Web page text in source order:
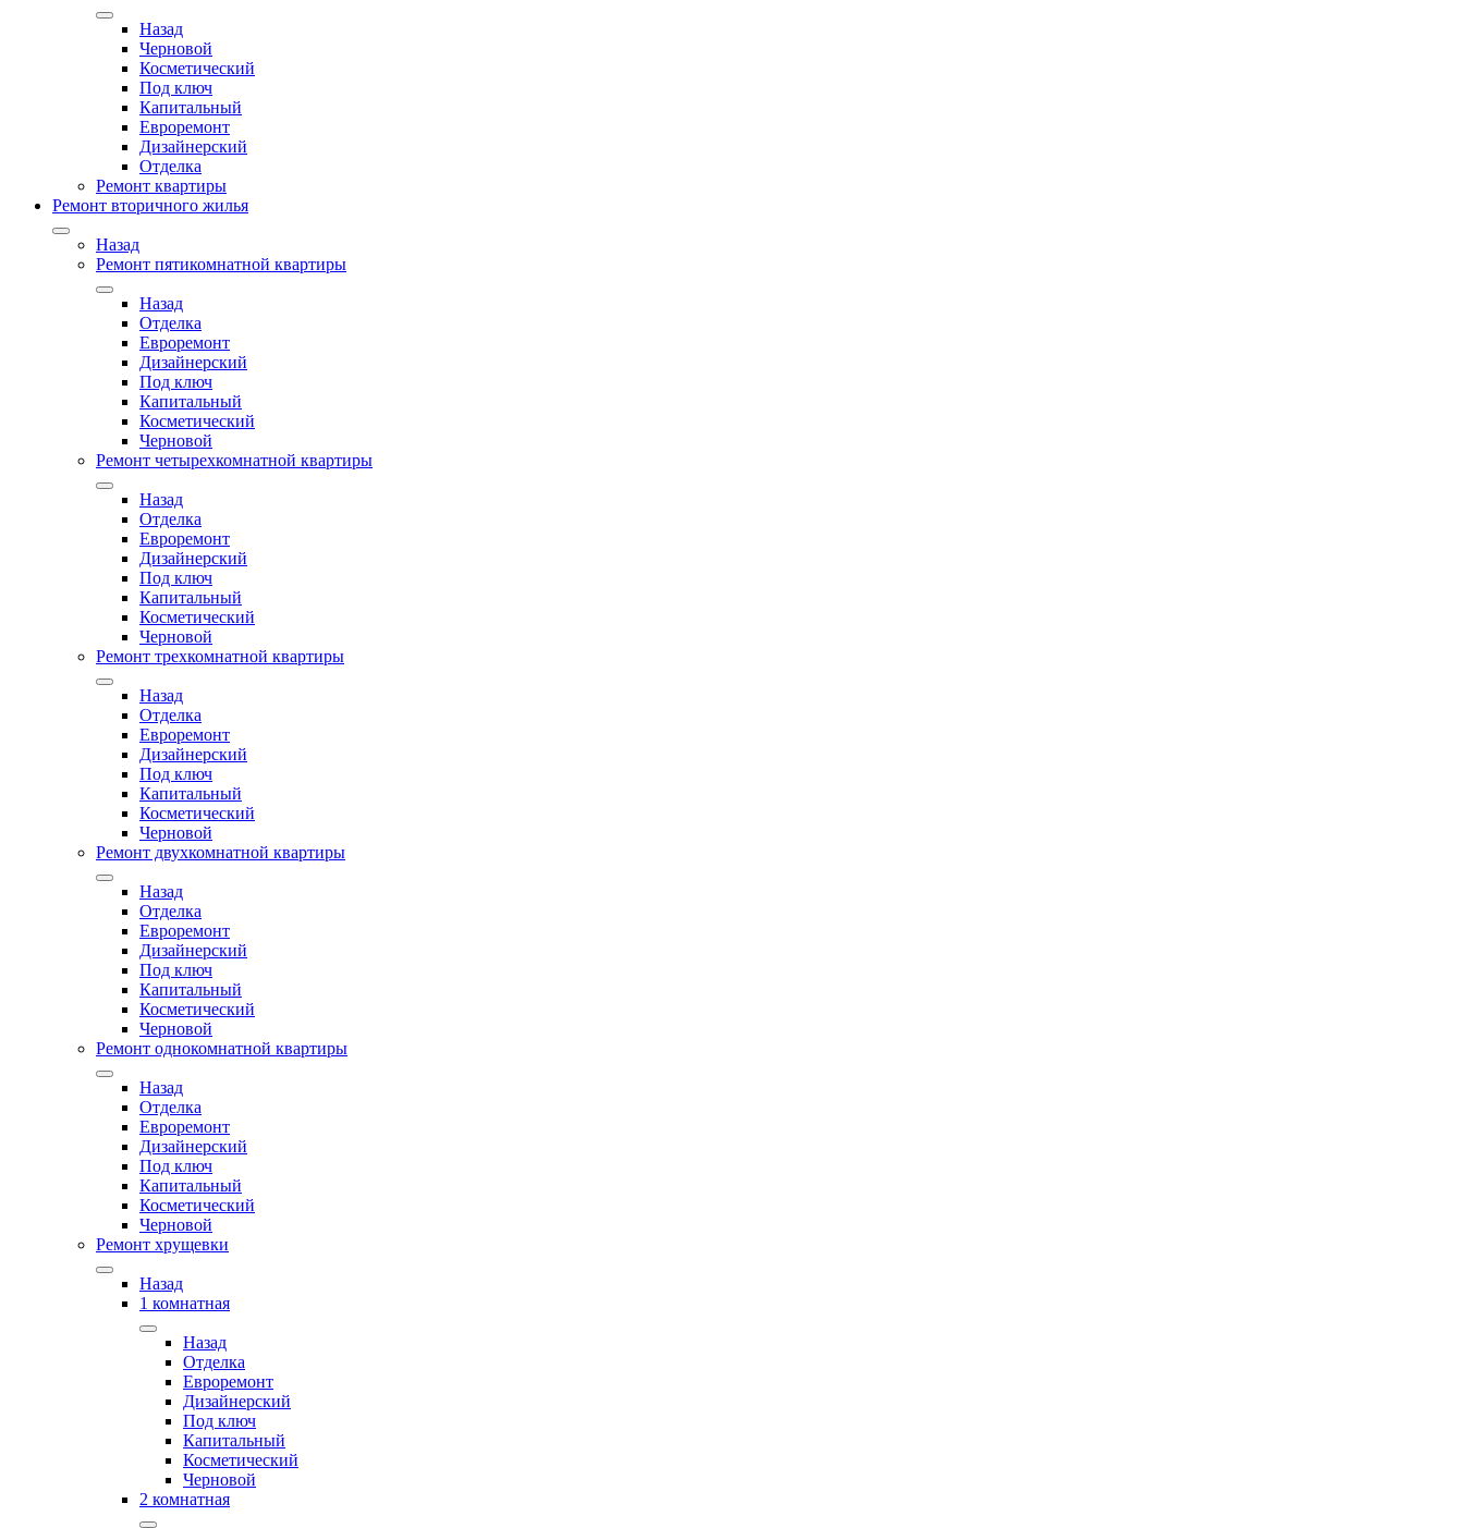
Назад
Черновой
Косметический
Под ключ
Капитальный
Евроремонт
Дизайнерский
Отделка
Ремонт квартиры
Ремонт вторичного жилья
Назад
Ремонт пятикомнатной квартиры
Назад
Отделка
Евроремонт
Дизайнерский
Под ключ
Капитальный
Косметический
Черновой
Ремонт четырехкомнатной квартиры
Назад
Отделка
Евроремонт
Дизайнерский
Под ключ
Капитальный
Косметический
Черновой
Ремонт трехкомнатной квартиры
Назад
Отделка
Евроремонт
Дизайнерский
Под ключ
Капитальный
Косметический
Черновой
Ремонт двухкомнатной квартиры
Назад
Отделка
Евроремонт
Дизайнерский
Под ключ
Капитальный
Косметический
Черновой
Ремонт однокомнатной квартиры
Назад
Отделка
Евроремонт
Дизайнерский
Под ключ
Капитальный
Косметический
Черновой
Ремонт хрущевки
Назад
1 комнатная
Назад
Отделка
Евроремонт
Дизайнерский
Под ключ
Капитальный
Косметический
Черновой
2 комнатная